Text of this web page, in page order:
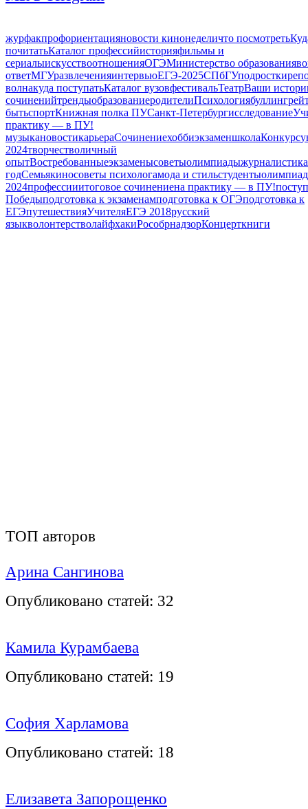
журфакпрофориентацияновости кинонеделичто посмотреть
почитатьКаталог профессийисторияфильмы и
сериалыискусствоотношенияОГЭМинистерство образования
ответМГУразвлеченияинтервьюЕГЭ-2025СПбГУподростки
волнакуда поступатьКаталог вузовфестивальТеатрВаши
сочиненийтрендыобразованиеродителиПсихологиябуллинг
бытьспортКнижная полка ПУСанкт-Петербургисследование
практику — в ПУ!
музыкановостикарьераСочинениехоббиэкзаменшколаКонкурс
2024творчестволичный
опытВостребованныеэкзаменысоветыолимпиадыжурналистика
годСемьякиносоветы психологамода и стильстуденты
2024профессииитоговое сочинениена практику — в ПУ!
Победыподготовка к экзаменамподготовка к ОГЭподготовка к
ЕГЭпутешествияУчителяЕГЭ 2018русский
языкволонтерстволайфхакиРособрнадзорКонцерткниги
ТОП авторов
Арина Сангинова
Опубликовано статей: 32
Камила Курамбаева
Опубликовано статей: 19
София Харламова
Опубликовано статей: 18
Елизавета Запорощенко